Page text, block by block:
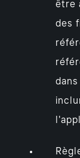
être
des